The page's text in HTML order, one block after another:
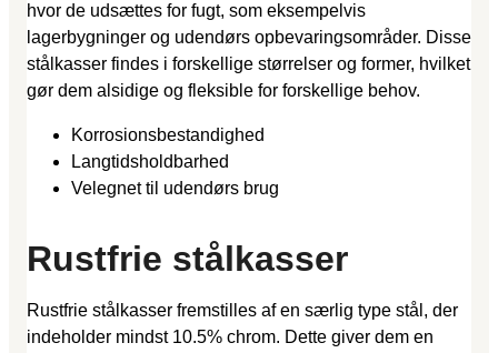
hvor de udsættes for fugt, som eksempelvis
lagerbygninger og udendørs opbevaringsområder. Disse
stålkasser findes i forskellige størrelser og former, hvilket
gør dem alsidige og fleksible for forskellige behov.
Korrosionsbestandighed
Langtidsholdbarhed
Velegnet til udendørs brug
Rustfrie stålkasser
Rustfrie stålkasser fremstilles af en særlig type stål, der
indeholder mindst 10.5% chrom. Dette giver dem en